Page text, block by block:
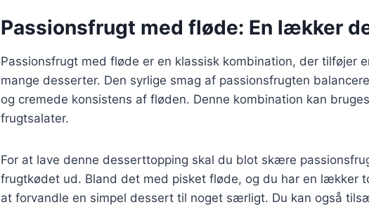
Passionsfrugt med fløde: En lækker
Passionsfrugt med fløde er en klassisk kombination, der tilføjer
mange desserter. Den syrlige smag af passionsfrugten
og cremede konsistens af fløden. Denne kombination kan
frugtsalater.
For at lave denne desserttopping skal du blot skære
frugtkødet ud. Bland det med pisket fløde, og du har en lækker
at forvandle en simpel dessert til noget særligt. Du kan også